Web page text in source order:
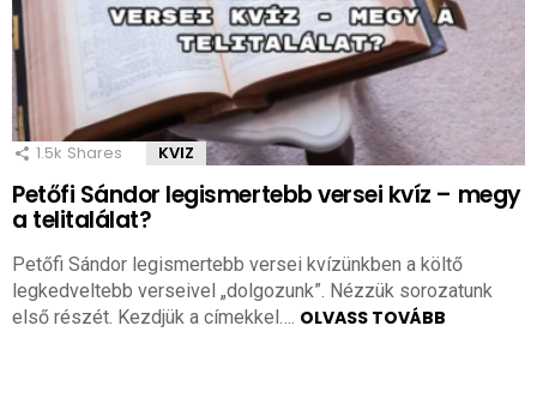
1.5k Shares KVIZ
Petőfi Sándor legismertebb versei kvíz – megy
a telitalálat?
Petőfi Sándor legismertebb versei kvízünkben a költő
legkedveltebb verseivel „dolgozunk”. Nézzük sorozatunk
első részét. Kezdjük a címekkel…. OLVASS TOVÁBB